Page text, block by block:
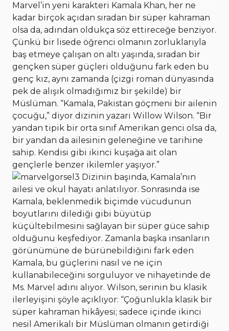
Marvel’in yeni karakteri Kamala Khan, her ne
kadar birçok açıdan sıradan bir süper kahraman
olsa da, adından oldukça söz ettireceğe benziyor.
Çünkü bir lisede öğrenci olmanın zorluklarıyla
baş etmeye çalışan on altı yaşında, sıradan bir
gençken süper güçleri olduğunu fark eden bu
genç kız, aynı zamanda (çizgi roman dünyasında
pek de alışık olmadığımız bir şekilde) bir
Müslüman. “Kamala, Pakistan göçmeni bir ailenin
çocuğu,” diyor dizinin yazarı Willow Wilson. “Bir
yandan tipik bir orta sınıf Amerikan genci olsa da,
bir yandan da ailesinin geleneğine ve tarihine
sahip. Kendisi gibi ikinci kuşağa ait olan
gençlerle benzer ikilemler yaşıyor.”
Dizinin başında, Kamala’nın
ailesi ve okul hayatı anlatılıyor. Sonrasında ise
Kamala, beklenmedik biçimde vücudunun
boyutlarını dilediği gibi büyütüp
küçültebilmesini sağlayan bir süper güce sahip
olduğunu keşfediyor. Zamanla başka insanların
görünümüne de bürünebildiğini fark eden
Kamala, bu güçlerini nasıl ve ne için
kullanabileceğini sorguluyor ve nihayetinde de
Ms. Marvel adını alıyor. Wilson, serinin bu klasik
ilerleyişini şöyle açıklıyor: “Çoğunlukla klasik bir
süper kahraman hikâyesi; sadece içinde ikinci
nesil Amerikalı bir Müslüman olmanın getirdiği